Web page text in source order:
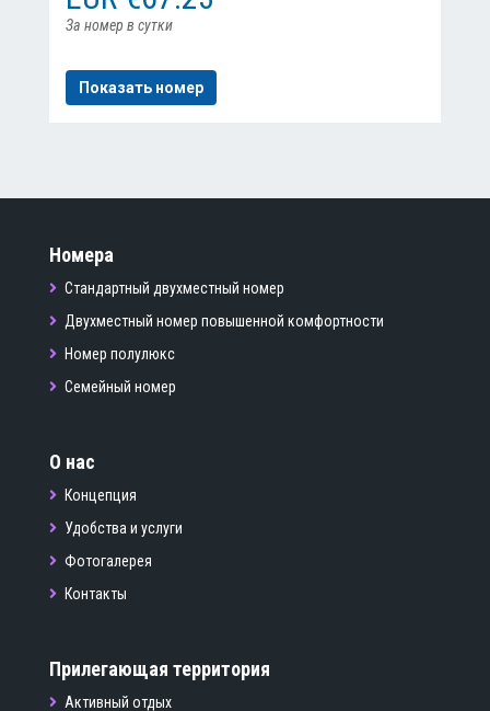
За номер в сутки
Показать номер
Номера
Стандартный двухместный номер
Двухместный номер повышенной комфортности
Номер полулюкс
Семейный номер
О нас
Концепция
Удобства и услуги
Фотогалерея
Контакты
Прилегающая территория
Активный отдых